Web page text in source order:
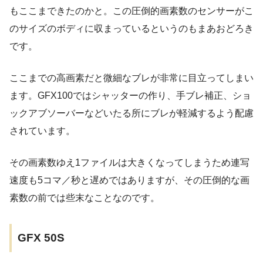
もここまできたのかと。この圧倒的画素数のセンサーがこ
のサイズのボディに収まっているというのもまあおどろき
です。
ここまでの高画素だと微細なブレが非常に目立ってしまい
ます。GFX100ではシャッターの作り、手ブレ補正、ショ
ックアブソーバーなどいたる所にブレが軽減するよう配慮
されています。
その画素数ゆえ1ファイルは大きくなってしまうため連写
速度も5コマ／秒と遅めではありますが、その圧倒的な画
素数の前では些末なことなのです。
GFX 50S